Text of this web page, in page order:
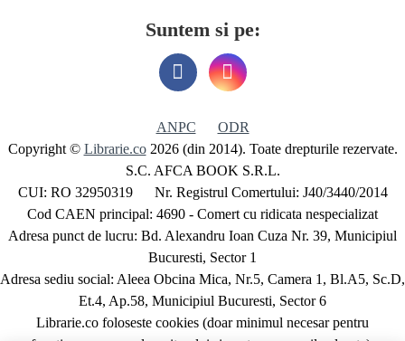
Suntem si pe:
ANPC
ODR
Copyright © Librarie.co 2026 (din 2014). Toate drepturile rezervate.
S.C. AFCA BOOK S.R.L.
CUI: RO 32950319 Nr. Registrul Comertului: J40/3440/2014
Cod CAEN principal: 4690 - Comert cu ridicata nespecializat
Adresa punct de lucru: Bd. Alexandru Ioan Cuza Nr. 39, Municipiul
Bucuresti, Sector 1
Adresa sediu social: Aleea Obcina Mica, Nr.5, Camera 1, Bl.A5, Sc.D,
Et.4, Ap.58, Municipiul Bucuresti, Sector 6
Librarie.co foloseste cookies (doar minimul necesar pentru